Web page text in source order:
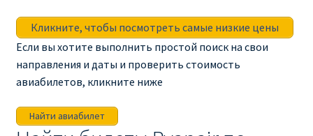
Ryanair направления, акции
Ryanair онлайн регистрация
Ryanair ошибка в фамилии, имени
Ryanair пересадки
Кликните, чтобы посмотреть самые низкие цены
Если вы хотите выполнить простой поиск на свои
направления и даты и проверить стоимость
авиабилетов, кликните ниже
Найти авиабилет